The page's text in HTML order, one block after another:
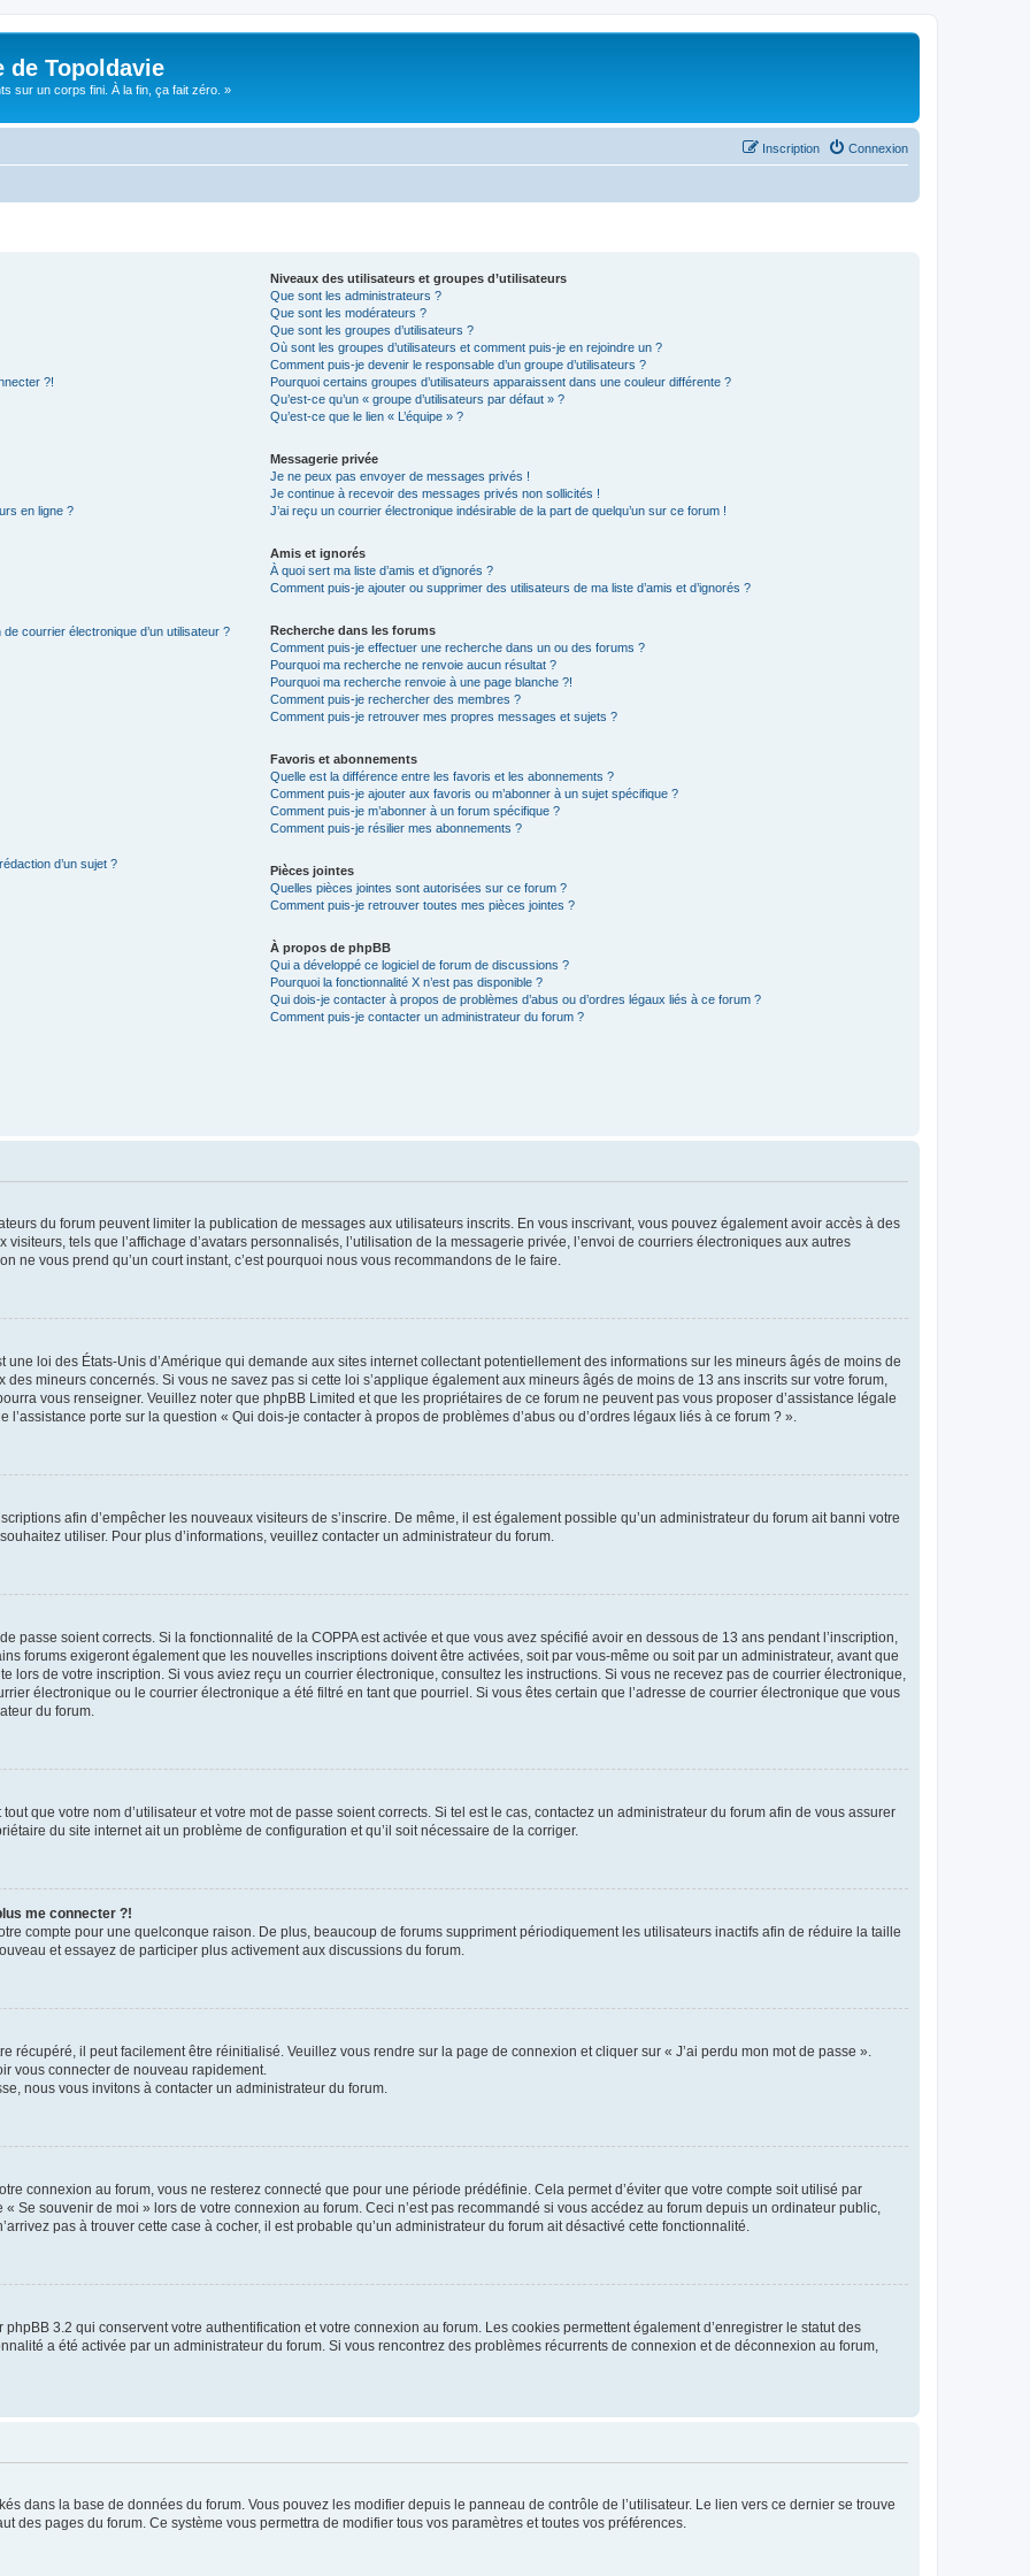
de Topoldavie
sur un corps fini. À la fin, ça fait zéro. »
Connexion
Inscription
?!
en ligne ?
courrier électronique d’un utilisateur ?
d’un sujet ?
Niveaux des utilisateurs et groupes d’utilisateurs
Que sont les administrateurs ?
Que sont les modérateurs ?
Que sont les groupes d’utilisateurs ?
Où sont les groupes d’utilisateurs et comment puis-je en rejoindre un ?
Comment puis-je devenir le responsable d’un groupe d’utilisateurs ?
Pourquoi certains groupes d’utilisateurs apparaissent dans une couleur différente ?
Qu’est-ce qu’un « groupe d’utilisateurs par défaut » ?
Qu’est-ce que le lien « L’équipe » ?
Messagerie privée
Je ne peux pas envoyer de messages privés !
Je continue à recevoir des messages privés non sollicités !
J’ai reçu un courrier électronique indésirable de la part de quelqu’un sur ce forum !
Amis et ignorés
À quoi sert ma liste d’amis et d’ignorés ?
Comment puis-je ajouter ou supprimer des utilisateurs de ma liste d’amis et d’ignorés ?
Recherche dans les forums
Comment puis-je effectuer une recherche dans un ou des forums ?
Pourquoi ma recherche ne renvoie aucun résultat ?
Pourquoi ma recherche renvoie à une page blanche ?!
Comment puis-je rechercher des membres ?
Comment puis-je retrouver mes propres messages et sujets ?
Favoris et abonnements
Quelle est la différence entre les favoris et les abonnements ?
Comment puis-je ajouter aux favoris ou m’abonner à un sujet spécifique ?
Comment puis-je m’abonner à un forum spécifique ?
Comment puis-je résilier mes abonnements ?
Pièces jointes
Quelles pièces jointes sont autorisées sur ce forum ?
Comment puis-je retrouver toutes mes pièces jointes ?
À propos de phpBB
Qui a développé ce logiciel de forum de discussions ?
Pourquoi la fonctionnalité X n’est pas disponible ?
Qui dois-je contacter à propos de problèmes d’abus ou d’ordres légaux liés à ce forum ?
Comment puis-je contacter un administrateur du forum ?
du forum peuvent limiter la publication de messages aux utilisateurs inscrits. En vous inscrivant, vous pouvez également avoir accès à des
tels que l’affichage d’avatars personnalisés, l’utilisation de la messagerie privée, l’envoi de courriers électroniques aux autres
ne vous prend qu’un court instant, c’est pourquoi nous vous recommandons de le faire.
une loi des États-Unis d’Amérique qui demande aux sites internet collectant potentiellement des informations sur les mineurs âgés de moins de
mineurs concernés. Si vous ne savez pas si cette loi s’applique également aux mineurs âgés de moins de 13 ans inscrits sur votre forum,
vous renseigner. Veuillez noter que phpBB Limited et que les propriétaires de ce forum ne peuvent pas vous proposer d’assistance légale
porte sur la question « Qui dois-je contacter à propos de problèmes d’abus ou d’ordres légaux liés à ce forum ? ».
afin d’empêcher les nouveaux visiteurs de s’inscrire. De même, il est également possible qu’un administrateur du forum ait banni votre
utiliser. Pour plus d’informations, veuillez contacter un administrateur du forum.
passe soient corrects. Si la fonctionnalité de la COPPA est activée et que vous avez spécifié avoir en dessous de 13 ans pendant l’inscription,
forums exigeront également que les nouvelles inscriptions doivent être activées, soit par vous-même ou soit par un administrateur, avant que
lors de votre inscription. Si vous aviez reçu un courrier électronique, consultez les instructions. Si vous ne recevez pas de courrier électronique,
électronique ou le courrier électronique a été filtré en tant que pourriel. Si vous êtes certain que l’adresse de courrier électronique que vous
du forum.
que votre nom d’utilisateur et votre mot de passe soient corrects. Si tel est le cas, contactez un administrateur du forum afin de vous assurer
du site internet ait un problème de configuration et qu’il soit nécessaire de la corriger.
me connecter ?!
compte pour une quelconque raison. De plus, beaucoup de forums suppriment périodiquement les utilisateurs inactifs afin de réduire la taille
et essayez de participer plus activement aux discussions du forum.
récupéré, il peut facilement être réinitialisé. Veuillez vous rendre sur la page de connexion et cliquer sur « J’ai perdu mon mot de passe ».
vous connecter de nouveau rapidement.
nous vous invitons à contacter un administrateur du forum.
connexion au forum, vous ne resterez connecté que pour une période prédéfinie. Cela permet d’éviter que votre compte soit utilisé par
Se souvenir de moi » lors de votre connexion au forum. Ceci n’est pas recommandé si vous accédez au forum depuis un ordinateur public,
pas à trouver cette case à cocher, il est probable qu’un administrateur du forum ait désactivé cette fonctionnalité.
3.2 qui conservent votre authentification et votre connexion au forum. Les cookies permettent également d’enregistrer le statut des
a été activée par un administrateur du forum. Si vous rencontrez des problèmes récurrents de connexion et de déconnexion au forum,
dans la base de données du forum. Vous pouvez les modifier depuis le panneau de contrôle de l’utilisateur. Le lien vers ce dernier se trouve
des pages du forum. Ce système vous permettra de modifier tous vos paramètres et toutes vos préférences.